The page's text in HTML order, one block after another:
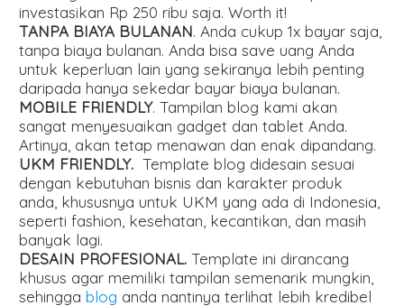
investasikan Rp 250 ribu saja. Worth it!
TANPA BIAYA BULANAN. Anda cukup 1x bayar saja,
tanpa biaya bulanan. Anda bisa save uang Anda
untuk keperluan lain yang sekiranya lebih penting
daripada hanya sekedar bayar biaya bulanan.
MOBILE FRIENDLY. Tampilan blog kami akan
sangat menyesuaikan gadget dan tablet Anda.
Artinya, akan tetap menawan dan enak dipandang.
UKM FRIENDLY. Template blog didesain sesuai
dengan kebutuhan bisnis dan karakter produk
anda, khususnya untuk UKM yang ada di Indonesia,
seperti fashion, kesehatan, kecantikan, dan masih
banyak lagi.
DESAIN PROFESIONAL. Template ini dirancang
khusus agar memiliki tampilan semenarik mungkin,
sehinggablog anda nantinya terlihat lebih kredibel